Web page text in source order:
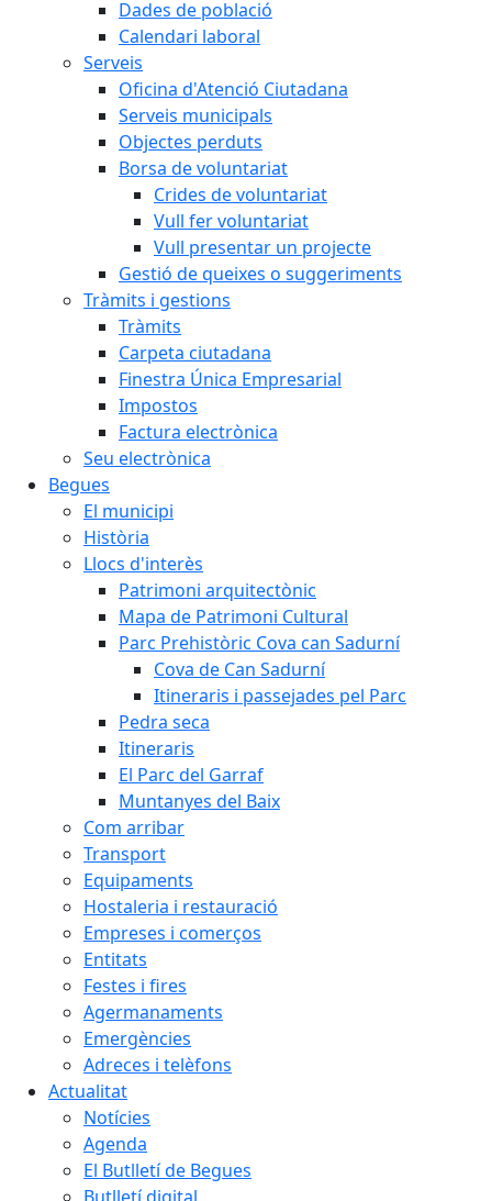
Dades de població
Calendari laboral
Serveis
Oficina d'Atenció Ciutadana
Serveis municipals
Objectes perduts
Borsa de voluntariat
Crides de voluntariat
Vull fer voluntariat
Vull presentar un projecte
Gestió de queixes o suggeriments
Tràmits i gestions
Tràmits
Carpeta ciutadana
Finestra Única Empresarial
Impostos
Factura electrònica
Seu electrònica
Begues
El municipi
Història
Llocs d'interès
Patrimoni arquitectònic
Mapa de Patrimoni Cultural
Parc Prehistòric Cova can Sadurní
Cova de Can Sadurní
Itineraris i passejades pel Parc
Pedra seca
Itineraris
El Parc del Garraf
Muntanyes del Baix
Com arribar
Transport
Equipaments
Hostaleria i restauració
Empreses i comerços
Entitats
Festes i fires
Agermanaments
Emergències
Adreces i telèfons
Actualitat
Notícies
Agenda
El Butlletí de Begues